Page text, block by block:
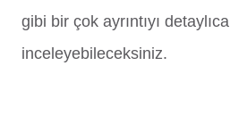
gibi bir çok ayrıntıyı detaylıca
inceleyebileceksiniz.